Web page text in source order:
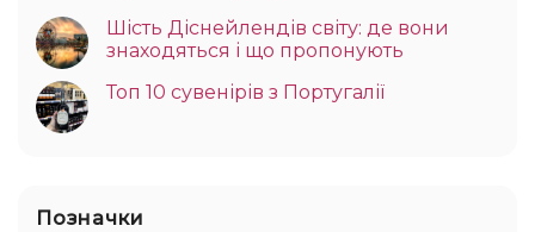
Шість Діснейлендів світу: де вони
знаходяться і що пропонують
Топ 10 сувенірів з Португалії
Позначки